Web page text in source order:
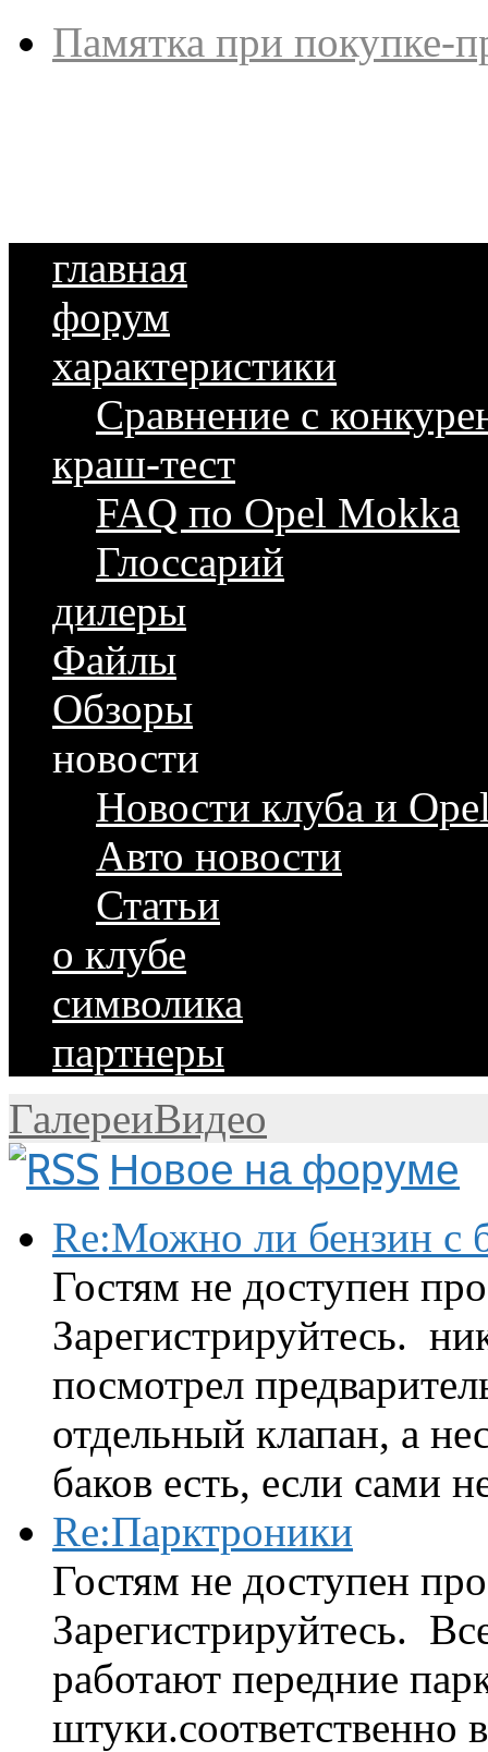
Памятка при покупке-
главная
форум
характеристики
Сравнение с
краш-тест
FAQ по Opel Mokka
Глоссарий
дилеры
Файлы
Обзоры
новости
Новости клуба и
Авто новости
Статьи
о клубе
символика
партнеры
ГалереиВидео
Новое на форуме
Re:Можно ли бензин с
Гостям не доступен
Зарегистрируйтесь.
посмотрел
отдельный клапан, а
баков есть, если сами
Re:Парктроники
Гостям не доступен
Зарегистрируйтесь.
работают передние
штуки.соответственно